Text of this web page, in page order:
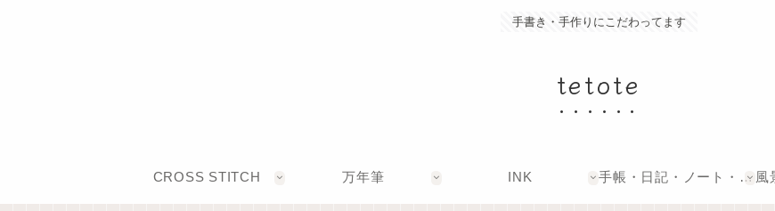
手書き・手作りにこだわってます
tetote
CROSS STITCH 万年筆 INK 手帳・日記・ノート・文具